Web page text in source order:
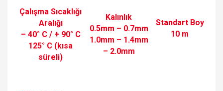
Çalışma Sıcaklığı
Aralığı
– 40° C / + 90° C
125° C (kısa
süreli)
Kalınlık
0.5mm – 0.7mm
1.0mm – 1.4mm
– 2.0mm
Standart Boy
10 m